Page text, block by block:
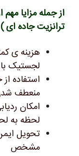
از جمله مزایا
ترانزیت جاده ای
هزینه ی
لجستیک
استفاده
منعطف
امکان
لحظه به
تحویل
مشخص